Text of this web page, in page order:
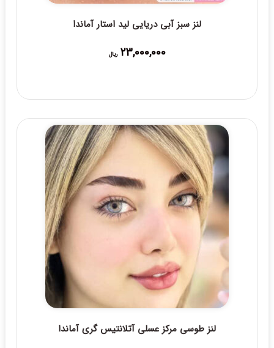
لنز سبز آبی دریایی لید استار آماندا
23,000,000 ریال
لنز طوسی مرکز عسلی آتلانتیس گری آماندا